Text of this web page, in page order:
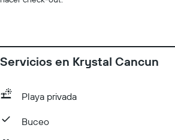
Servicios en Krystal Cancun
Playa privada
Buceo